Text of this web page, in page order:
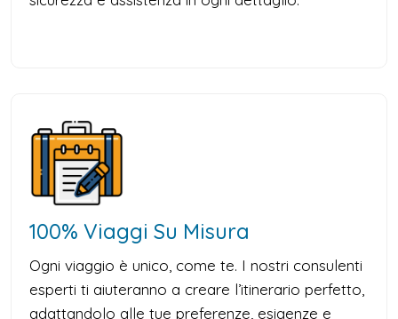
100% Viaggi Su Misura
Ogni viaggio è unico, come te. I nostri consulenti
esperti ti aiuteranno a creare l’itinerario perfetto,
adattandolo alle tue preferenze, esigenze e